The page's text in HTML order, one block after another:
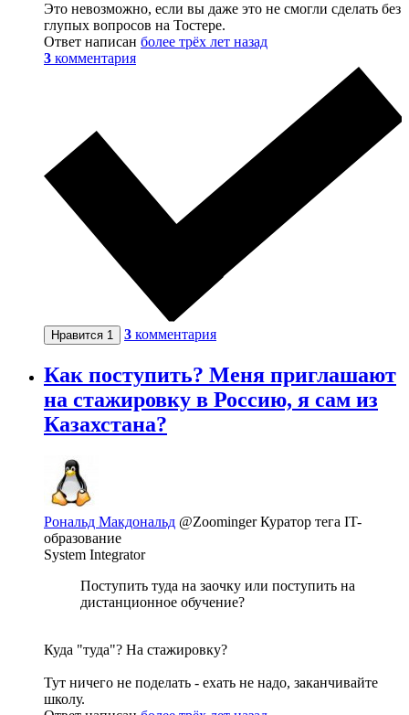
Это невозможно, если вы даже это не смогли сделать без
глупых вопросов на Тостере.
Ответ написан более трёх лет назад
3 комментария
Нравится 1 3 комментария
Как поступить? Меня приглашают
на стажировку в Россию, я сам из
Казахстана?
Рональд Макдональд @ZoomingerКуратор тега IT-
образование
System Integrator
Поступить туда на заочку или поступить на
дистанционное обучение?
Куда "туда"? На стажировку?
Тут ничего не поделать - ехать не надо, заканчивайте
школу.